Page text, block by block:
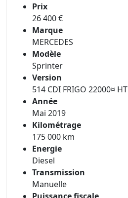
Prix
26 400 €
Marque
MERCEDES
Modèle
Sprinter
Version
514 CDI FRIGO 22000¤ HT
Année
Mai 2019
Kilométrage
175 000 km
Energie
Diesel
Transmission
Manuelle